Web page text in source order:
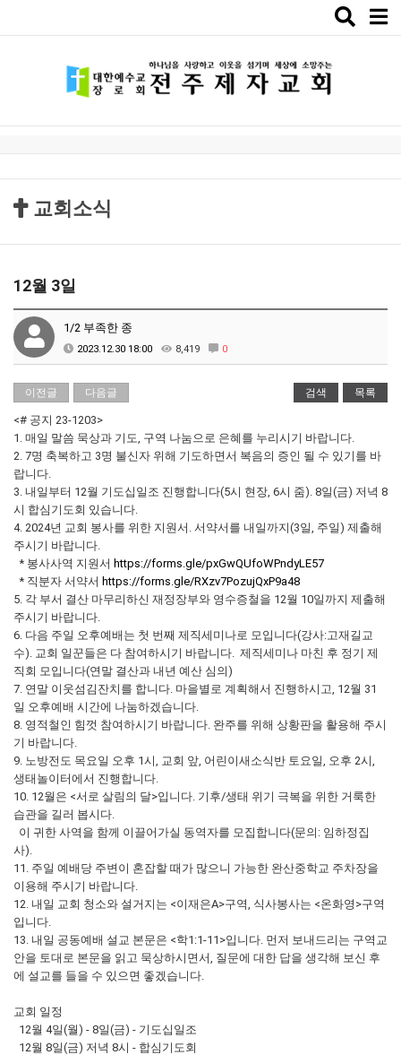
Toggle
교회소식
12월 3일
1/2 부족한 종
2023.12.30 18:00 8,419 0
이전글 다음글 검색 목록
<# 공지 23-1203>
1. 매일 말씀 묵상과 기도, 구역 나눔으로 은혜를 누리시기 바랍니다.
2. 7명 축복하고 3명 불신자 위해 기도하면서 복음의 증인 될 수 있기를 바
랍니다.
3. 내일부터 12월 기도십일조 진행합니다(5시 현장, 6시 줌). 8일(금) 저녁 8
시 합심기도회 있습니다.
4. 2024년 교회 봉사를 위한 지원서. 서약서를 내일까지(3일, 주일) 제출해
주시기 바랍니다.
* 봉사사역 지원서 https://forms.gle/pxGwQUfoWPndyLE57
* 직분자 서약서 https://forms.gle/RXzv7PozujQxP9a48
5. 각 부서 결산 마무리하신 재정장부와 영수증철을 12월 10일까지 제출해
주시기 바랍니다.
6. 다음 주일 오후예배는 첫 번째 제직세미나로 모입니다(강사:고재길교
수). 교회 일꾼들은 다 참여하시기 바랍니다. 제직세미나 마친 후 정기 제
직회 모입니다(연말 결산과 내년 예산 심의)
7. 연말 이웃섬김잔치를 합니다. 마을별로 계획해서 진행하시고, 12월 31
일 오후예배 시간에 나눔하겠습니다.
8. 영적철인 힘껏 참여하시기 바랍니다. 완주를 위해 상황판을 활용해 주시
기 바랍니다.
9. 노방전도 목요일 오후 1시, 교회 앞, 어린이새소식반 토요일, 오후 2시,
생태놀이터에서 진행합니다.
10. 12월은 <서로 살림의 달>입니다. 기후/생태 위기 극복을 위한 거룩한
습관을 길러 봅시다.
이 귀한 사역을 함께 이끌어가실 동역자를 모집합니다(문의: 임하정집
사).
11. 주일 예배당 주변이 혼잡할 때가 많으니 가능한 완산중학교 주차장을
이용해 주시기 바랍니다.
12. 내일 교회 청소와 설거지는 <이재은A>구역, 식사봉사는 <온화영>구역
입니다.
13. 내일 공동예배 설교 본문은 <학1:1-11>입니다. 먼저 보내드리는 구역교
안을 토대로 본문을 읽고 묵상하시면서, 질문에 대한 답을 생각해 보신 후
에 설교를 들을 수 있으면 좋겠습니다.
교회 일정
12월 4일(월) - 8일(금) - 기도십일조
12월 8일(금) 저녁 8시 - 합심기도회